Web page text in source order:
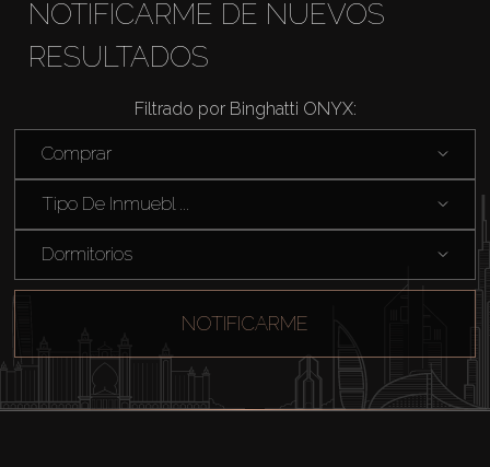
Agentes
NOTIFICARME DE NUEVOS
RESULTADOS
Filtrado por Binghatti ONYX:
Comprar
Tipo De Inmuebl ...
Dormitorios
NOTIFICARME